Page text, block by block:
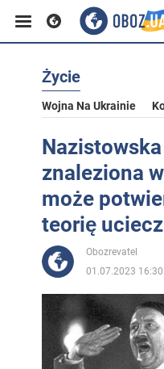
Życie
Wojna Na Ukrainie
znaleziona
może
teorię
Obozrevatel
01.07.2023 16:30